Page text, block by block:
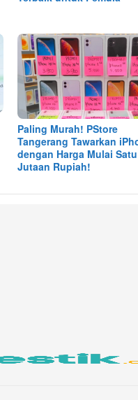
Paling Murah! PStore
Tangerang Tawarkan
dengan Harga Mulai Satu
Jutaan Rupiah!